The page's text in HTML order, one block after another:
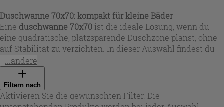
Duschwanne 70x70: kompakt für kleine Bäder
Eine duschwanne 70x70 ist die ideale Lösung, wenn du
eine quadratische, platzsparende Duschzone planst, ohne
auf Stabilität zu verzichten. In dieser Auswahl findest du
sowohl Keramik- als auch Harzmodelle, jeweils in der
beliebten Größe
sich für moderne Badkonzepte, Renovierungen und Gäste-
WCs, weil sie klare Linien mit funktionaler Bauweise
verbinden. Bei Iperceramica kannst du gezielt nach
...andere
Filtern nach
Aktivieren Sie die gewünschten Filter. Die